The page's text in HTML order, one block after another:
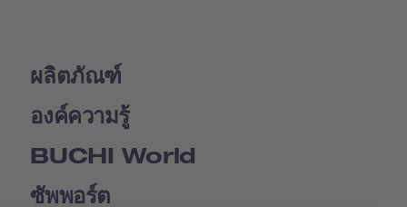
ผลิตภัณฑ์
องค์ความรู้
BUCHI World
ซัพพอร์ต